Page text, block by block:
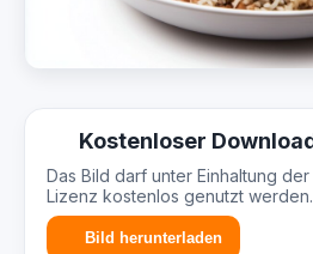
Kostenloser
Das Bild darf unter Einhaltung
Lizenz kostenlos genutzt werden.
Bild herunterladen